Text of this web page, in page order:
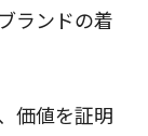
ランドの着
価値を証明